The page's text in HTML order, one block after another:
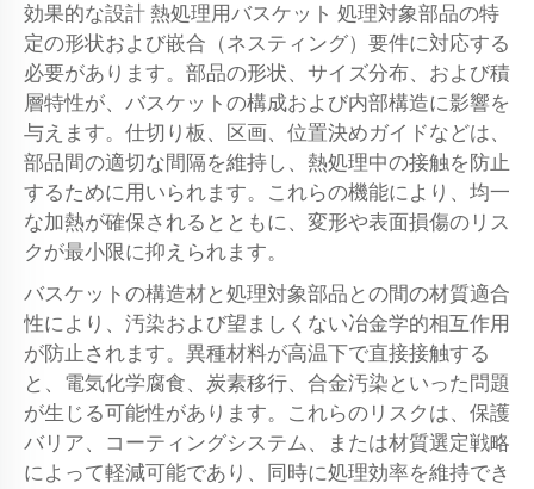
効果的な設計 熱処理用バスケット 処理対象部品の特
定の形状および嵌合（ネスティング）要件に対応する
必要があります。部品の形状、サイズ分布、および積
層特性が、バスケットの構成および内部構造に影響を
与えます。仕切り板、区画、位置決めガイドなどは、
部品間の適切な間隔を維持し、熱処理中の接触を防止
するために用いられます。これらの機能により、均一
な加熱が確保されるとともに、変形や表面損傷のリス
クが最小限に抑えられます。
バスケットの構造材と処理対象部品との間の材質適合
性により、汚染および望ましくない冶金学的相互作用
が防止されます。異種材料が高温下で直接接触する
と、電気化学腐食、炭素移行、合金汚染といった問題
が生じる可能性があります。これらのリスクは、保護
バリア、コーティングシステム、または材質選定戦略
によって軽減可能であり、同時に処理効率を維持でき